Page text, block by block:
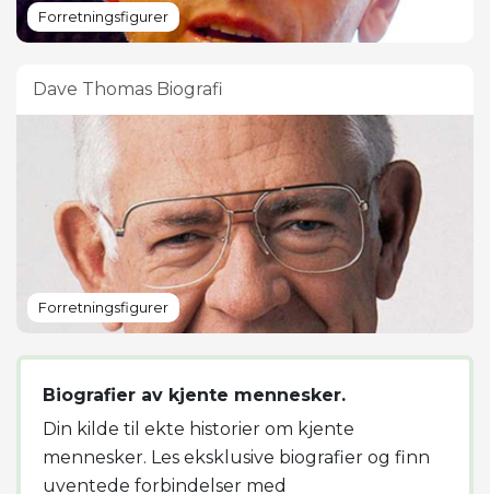
Forretningsfigurer
Dave Thomas Biografi
Forretningsfigurer
Biografier av kjente mennesker.
Din kilde til ekte historier om kjente
mennesker. Les eksklusive biografier og finn
uventede forbindelser med